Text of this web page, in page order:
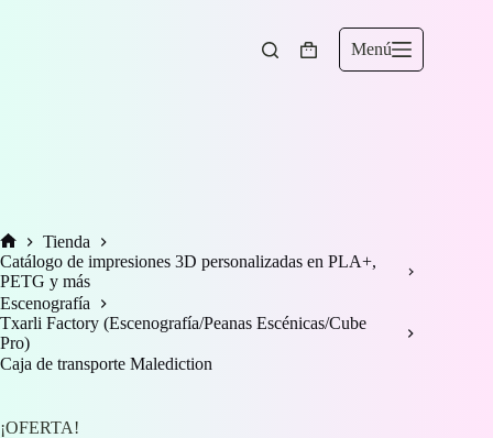
Carro
Menú
Inicio
Tienda
Catálogo de impresiones 3D personalizadas en PLA+,
PETG y más
Escenografía
Txarli Factory (Escenografía/Peanas Escénicas/Cube
Pro)
Caja de transporte Malediction
¡OFERTA!